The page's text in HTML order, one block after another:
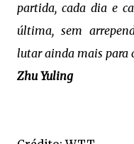
partida, cada dia e
última, sem
lutar ainda mais para
Zhu Yuling